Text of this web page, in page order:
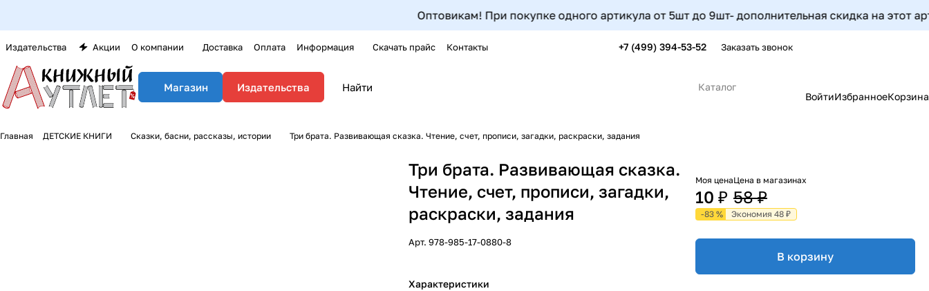
Оптовикам! При покупке одного артикула от 5шт до 9шт- дополнительная скидка на этот
Издательства Акции О компании Доставка Оплата Информация Скачать прайс Контакты +7 (499) 394-53-52 Заказать звонок
Магазин Издательства
Каталог
ВойтиИзбранноеКорзина
Главная ДЕТСКИЕ КНИГИ Сказки, басни, рассказы, истории Три брата. Развивающая сказка. Чтение, счет, прописи, загадки, раскраски, задания
Три брата. Развивающая сказка.
Чтение, счет, прописи, загадки,
раскраски, задания
Арт.978-985-17-0880-8
Характеристики
Моя цена
10 ₽
Цена в магазинах
58 ₽
-83 % Экономия 48 ₽
В корзину